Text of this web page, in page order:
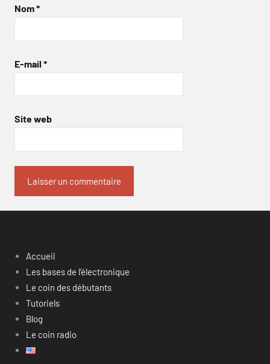
Nom*
E-mail *
Site web
Accueil
Les bases de l’électronique
Le coin des débutants
Tutoriels
Blog
Le coin radio